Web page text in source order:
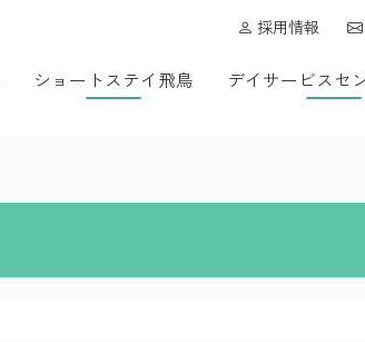
採用情報
ショートステイ飛鳥 デイサービスセ